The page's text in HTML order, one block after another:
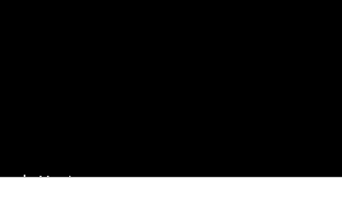
de Vente